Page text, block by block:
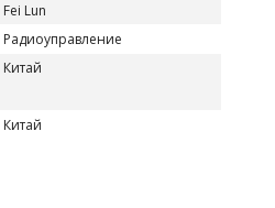
Fei Lun
Радиоуправление
Китай
Китай